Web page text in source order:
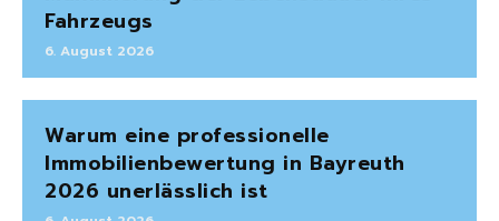
Fahrzeugs
6. August 2026
Warum eine professionelle
Immobilienbewertung in Bayreuth
2026 unerlässlich ist